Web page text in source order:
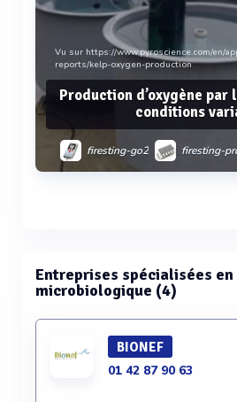
Vu sur https://www.pyroscience.com/en/
reports/kelp-oxygen-production
Production d’oxygène
conditions
firesting-go2 firesting-
Entreprises spécialisées
microbiologique (4)
BIONEF
01 42 87 90 63